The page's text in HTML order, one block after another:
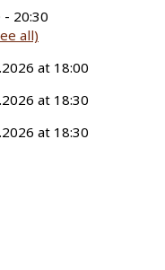
- 20:30
all)
at 18:00
at 18:30
at 18:30